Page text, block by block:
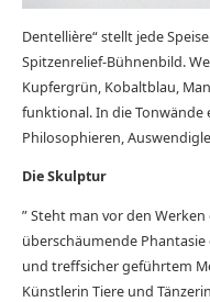
Dentellière“ stellt jede
Spitzenrelief-Bühnenbild.
Kupfergrün, Kobaltblau,
funktional. In die Tonwände
Philosophieren,
Die Skulptur
” Steht man vor den
überschäumende
und treffsicher geführtem
Künstlerin Tiere und